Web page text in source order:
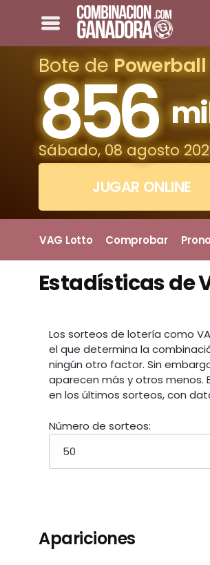
Bote de Powerball
856
Sábado, 08 agosto
JUGAR ONLINE
VAG Lotto Comprobar
Estadísticas de
Los sorteos de lotería como
el que determina la
ningún otro factor. Sin
aparecen más y otros menos.
en los últimos sorteos, con
Número de sorteos:
Apariciones